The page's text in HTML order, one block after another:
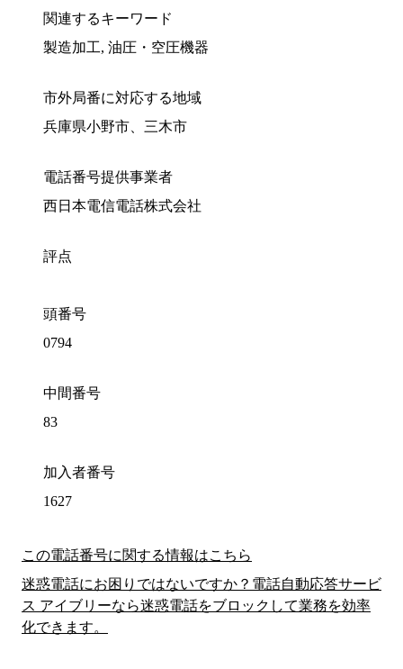
関連するキーワード
製造加工, 油圧・空圧機器
市外局番に対応する地域
兵庫県小野市、三木市
電話番号提供事業者
西日本電信電話株式会社
評点
頭番号
0794
中間番号
83
加入者番号
1627
この電話番号に関する情報はこちら
迷惑電話にお困りではないですか？電話自動応答サービ
ス アイブリーなら迷惑電話をブロックして業務を効率
化できます。